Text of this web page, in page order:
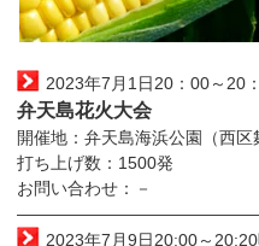
2023年7月1日20：00～20
弁天島花火大会
開催地：弁天島海浜公園（西区
打ち上げ数：1500発
お問い合わせ：－
2023年7月9日20:00～